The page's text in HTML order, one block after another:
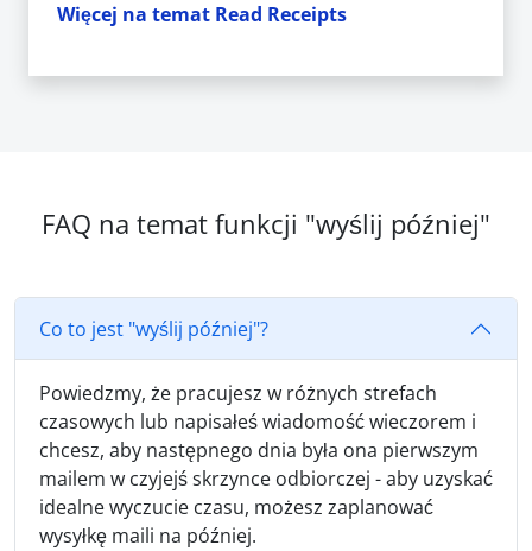
Więcej na temat Read Receipts
FAQ na temat funkcji "wyślij później"
Co to jest "wyślij później"?
Powiedzmy, że pracujesz w różnych strefach
czasowych lub napisałeś wiadomość wieczorem i
chcesz, aby następnego dnia była ona pierwszym
mailem w czyjejś skrzynce odbiorczej - aby uzyskać
idealne wyczucie czasu, możesz zaplanować
wysyłkę maili na później.